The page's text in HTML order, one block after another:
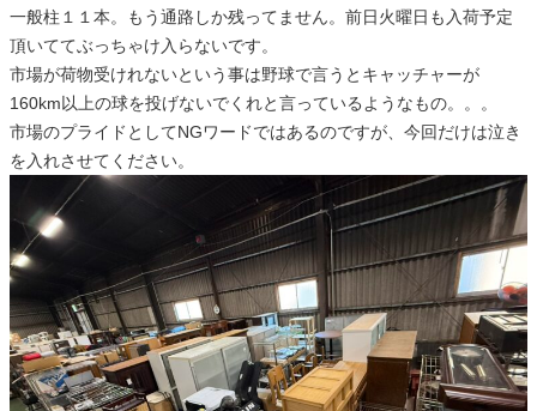
一般柱１１本。もう通路しか残ってません。前日火曜日も入荷予定
頂いててぶっちゃけ入らないです。
市場が荷物受けれないという事は野球で言うとキャッチャーが
160km以上の球を投げないでくれと言っているようなもの。。。
市場のプライドとしてNGワードではあるのですが、今回だけは泣き
を入れさせてください。